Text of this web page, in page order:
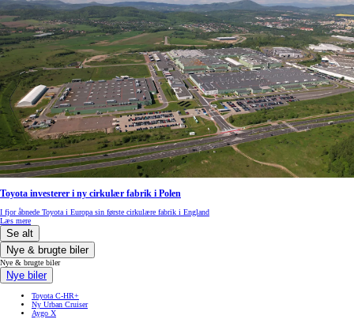
Toyota investerer i ny cirkulær fabrik i Polen
I fjor åbnede Toyota i Europa sin første cirkulære fabrik i England
Læs mere
Se alt
Nye & brugte biler
Nye & brugte biler
Nye biler
Toyota C-HR+
Ny Urban Cruiser
Aygo X